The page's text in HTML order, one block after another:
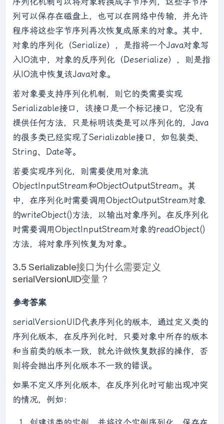
列可以保存在磁盘上，也可以在网络中传输，并允许
程序将这些字节序列再次恢复成原来的对象。其中，
对象的序列化（Serialize），是指将一个Java对象写
入IO流中，对象的反序列化（Deserialize），则是指
从IO流中恢复该Java对象。
若对象要支持序列化机制，则它的类需要实现
Serializable接口，该接口是一个标记接口，它没有
提供任何方法，只是标明该类是可以序列化的，Java
的很多类已经实现了Serializable接口，如包装类、
String、Date等。
若要实现序列化，则需要使用对象流
ObjectInputStream和ObjectOutputStream。其
中，在序列化时需要调用ObjectOutputStream对象
的writeObject()方法，以输出对象序列。在反序列化
时需要调用ObjectInputStream对象的readObject()
方法，将对象序列恢复为对象。
3.5 Serializable接口为什么需要定义
serialVersionUID变量？
参考答案
serialVersionUID代表序列化的版本，通过定义类的
序列化版本，在反序列化时，只要对象中所存的版本
和当前类的版本一致，就允许做恢复数据的操作，否
则将会抛出序列化版本不一致的错误。
如果不定义序列化版本，在反序列化时可能出现冲突
的情况，例如：